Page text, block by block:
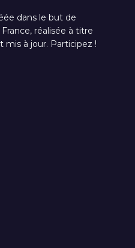
dans le but de
réalisée à titre
à jour. Participez !